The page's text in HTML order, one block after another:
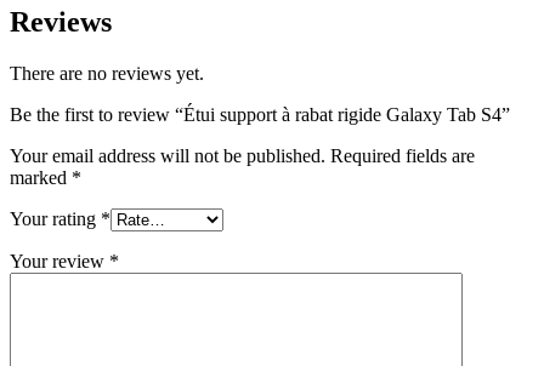
Galaxy
Tab
quantity
Reviews
There are no reviews yet.
Be the first to review “Étui support à rabat rigide Galaxy Tab S4”
Your email address will not be published. Required fields are
marked *
Your rating *
Your review *